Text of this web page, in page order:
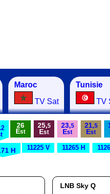
Maroc
TV Sat
Tunisie
TV
2 26
Est
25,5
Est
23,5
Est
21,5
Est
H 11225 V 11265 H
LNB Sky Q